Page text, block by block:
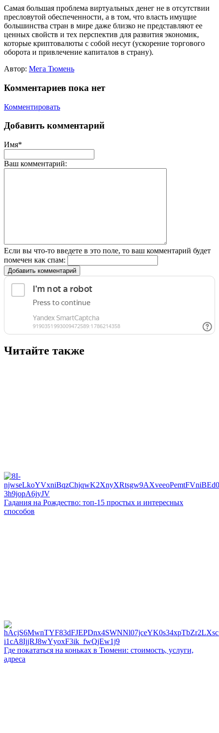
Самая большая проблема виртуальных денег не в отсутствии
пресловутой обеспеченности, а в том, что власть имущие
большинства стран в мире даже близко не представляют ее
ценных свойств и тех перспектив для развития экономик,
которые криптовалюты с собой несут (ускорение торгового
оборота и привлечение капиталов в страну).
Автор: Мега Тюмень
Комментариев пока нет
Комментировать
Добавить комментарий
Имя*
Ваш комментарий:
Если вы что-то введете в это поле, то ваш комментарий будет
помечен как спам:
Добавить комментарий
Читайте также
Гадания на Рождество: топ-15 простых и интересных
способов
Где покататься на коньках в Тюмени: стоимость, услуги,
адреса